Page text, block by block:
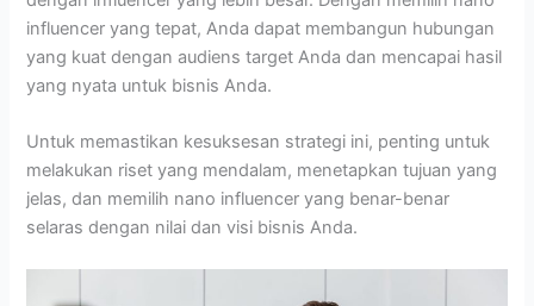
influencer yang tepat, Anda dapat membangun hubungan
yang kuat dengan audiens target Anda dan mencapai hasil
yang nyata untuk bisnis Anda.
Untuk memastikan kesuksesan strategi ini, penting untuk
melakukan riset yang mendalam, menetapkan tujuan yang
jelas, dan memilih nano influencer yang benar-benar
selaras dengan nilai dan visi bisnis Anda.